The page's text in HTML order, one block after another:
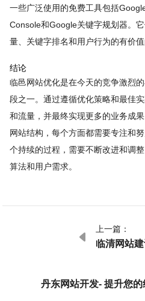
一些广泛使用的免费工具包括
Console和Google关键字规划器。
量、关键字排名和用户行为的有价值
结论
临邑网站优化是在今天的竞争激烈
段之一。通过遵循优化策略和最佳
和流量，并最终实现更多的业务成
网站结构，每个方面都需要专注和
个持续的过程，需要不断改进和调
算法和用户需求。

上一篇：
临清网站
丹东网站开发- 提升您